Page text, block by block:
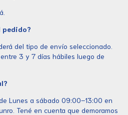
pedido?
del tipo de envío seleccionado.
3 y 7 días hábiles luego de
Lunes a sábado 09:00–13:00 en
Tené en cuenta que demoramos